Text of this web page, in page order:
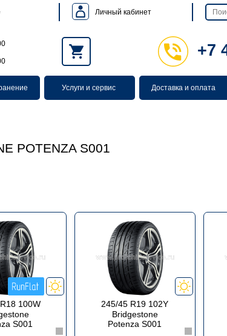
Личный кабинет
+7
Услуги и сервис Доставка и оплата
POTENZA S001
100W
S001
245/45 R19 102Y
Bridgestone
Potenza S001